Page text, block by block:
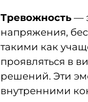
Тревожность—
напряжения,
такими как
проявляться в
решений. Эти
внутренними